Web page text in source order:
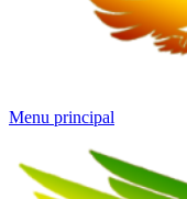
Menu principal